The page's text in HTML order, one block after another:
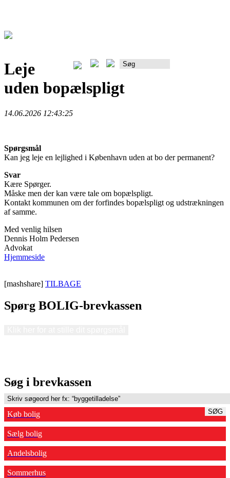
Leje
uden bopælspligt
14.06.2026 12:43:25
Spørgsmål
Kan jeg leje en lejlighed i København uden at bo der permanent?
Svar
Kære Spørger.
Måske men der kan være tale om bopælspligt.
Kontakt kommunen om der forfindes bopælspligt og udstrækningen
af samme.
Med venlig hilsen
Dennis Holm Pedersen
Advokat
Hjemmeside
[mashshare] TILBAGE
Spørg BOLIG-brevkassen
Søg i brevkassen
SØG
Køb bolig
Sælg bolig
Andelsbolig
Sommerhus